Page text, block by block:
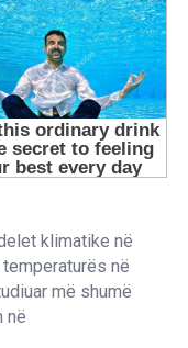
klimatike në
në
më shumë
në